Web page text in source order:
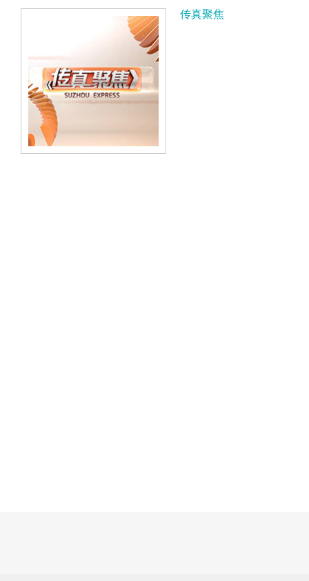
传真聚焦